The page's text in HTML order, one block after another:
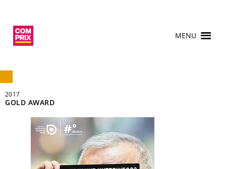
MENU
2017
GOLD AWARD